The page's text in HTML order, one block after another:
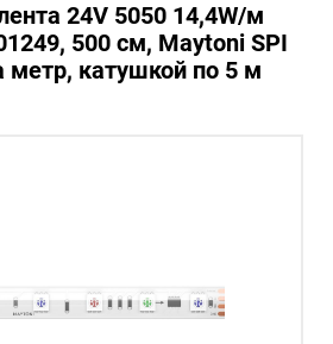
24V 5050 14,4W/м
500 см, Maytoni SPI
метр, катушкой по 5 м